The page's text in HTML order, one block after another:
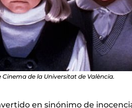
de la Universitat de València.
en sinónimo de